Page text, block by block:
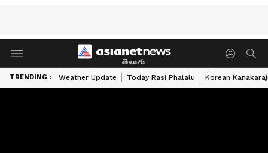
తెలుగు
TRENDING : Weather Update Today Rasi Phalalu Korean